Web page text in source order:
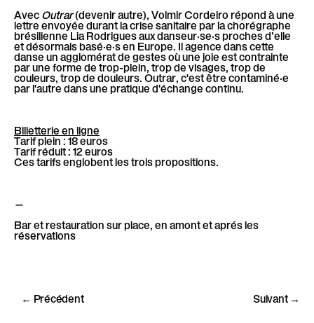
Avec Outrar(devenir autre), Volmir Cordeiro répond à une
lettre envoyée durant la crise sanitaire par la chorégraphe
brésilienne Lia Rodrigues aux danseur·se·s proches d’elle
et désormais basé·e·s en Europe. Il agence dans cette
danse un agglomérat de gestes où une joie est contrainte
par une forme de trop-plein, trop de visages, trop de
couleurs, trop de douleurs. Outrar, c'est être contaminé·e
par l'autre dans une pratique d'échange continu.
Billetterie en ligne
Tarif plein : 18 euros
Tarif réduit : 12 euros
Ces tarifs englobent les trois propositions.
—
Bar et restauration sur place, en amont et aprés les
réservations
← Précédent Suivant →